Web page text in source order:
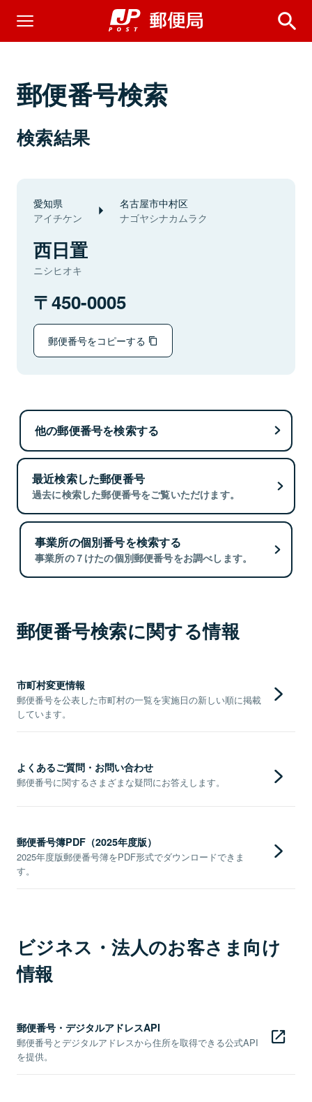
郵便番号検索
検索結果
愛知県
アイチケン
名古屋市中村区
ナゴヤシナカムラク
西日置
ニシヒオキ
450-0005
郵便番号をコピーする
他の郵便番号を検索する
最近検索した郵便番号
過去に検索した郵便番号をご覧いただけます。
事業所の個別番号を検索する
事業所の７けたの個別郵便番号をお調べします。
郵便番号検索に関する情報
市町村変更情報
郵便番号を公表した市町村の一覧を実施日の新しい順に掲載
しています。
よくあるご質問・お問い合わせ
郵便番号に関するさまざまな疑問にお答えします。
郵便番号簿PDF（2025年度版）
2025年度版郵便番号簿をPDF形式でダウンロードできま
す。
ビジネス・法人のお客さま向け
情報
郵便番号・デジタルアドレスAPI
郵便番号とデジタルアドレスから住所を取得できる公式API
を提供。